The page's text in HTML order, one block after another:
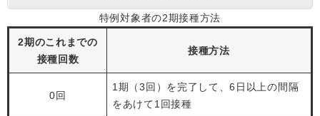
特例対象者の2期接種方法
2期のこれまでの
接種回数
接種方法
0回
1期（3回）を完了して、6日以上の間隔
をあけて1回接種